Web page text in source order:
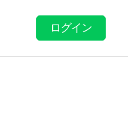
ログイン